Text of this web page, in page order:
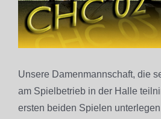
Unsere Damenmannschaft, die
am Spielbetrieb in der Halle
ersten beiden Spielen